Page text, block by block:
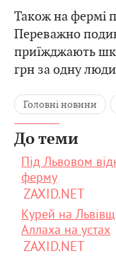
Також на фермі
Переважно
приїжджають
грн за одну
Головні новини
До теми
Під Львовом
ферму
ZAXID.NET
Курей на
Аллаха на устах
ZAXID.NET